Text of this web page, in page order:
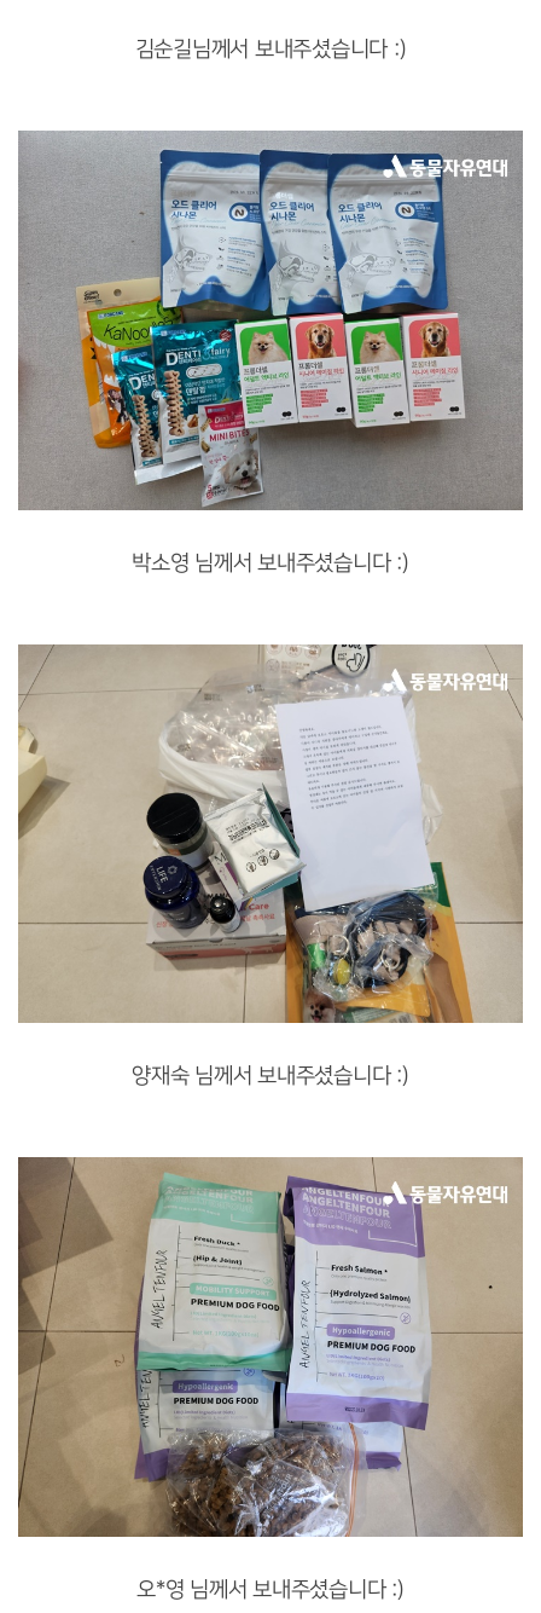
김순길님께서 보내주셨습니다 :)
박소영 님께서 보내주셨습니다 :)
양재숙 님께서 보내주셨습니다 :)
오*영 님께서 보내주셨습니다 :)